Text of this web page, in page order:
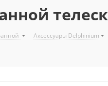
- Аксессуары Delphinium